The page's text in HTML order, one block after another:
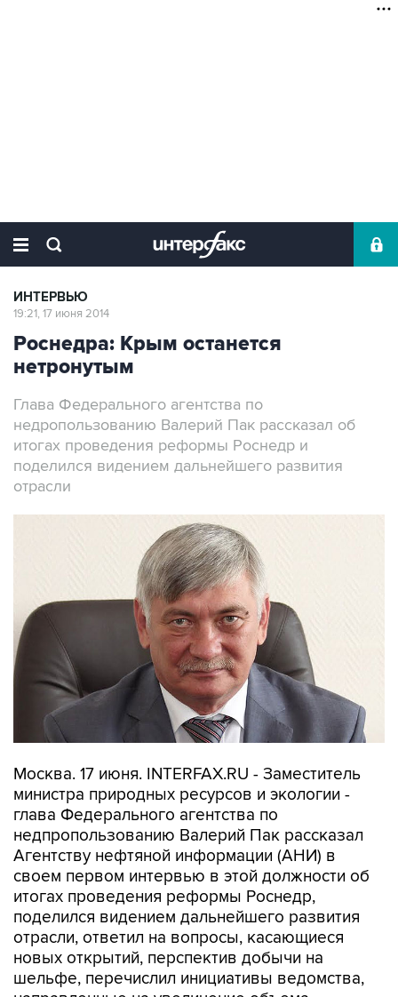
ИНТЕРВЬЮ
19:21, 17 июня 2014
Роснедра: Крым останется
нетронутым
Глава Федерального агентства по
недропользованию Валерий Пак рассказал об
итогах проведения реформы Роснедр и
поделился видением дальнейшего развития
отрасли
Москва. 17 июня. INTERFAX.RU - Заместитель
министра природных ресурсов и экологии -
глава Федерального агентства по
недпропользованию Валерий Пак рассказал
Агентству нефтяной информации (АНИ) в
своем первом интервью в этой должности об
итогах проведения реформы Роснедр,
поделился видением дальнейшего развития
отрасли, ответил на вопросы, касающиеся
новых открытий, перспектив добычи на
шельфе, перечислил инициативы ведомства,